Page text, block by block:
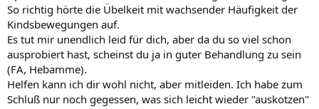
So richtig hörte die Übelkeit mit wachsender Häufigkeit der
Kindsbewegungen auf.
Es tut mir unendlich leid für dich, aber da du so viel schon
ausprobiert hast, scheinst du ja in guter Behandlung zu sein
(FA, Hebamme).
Helfen kann ich dir wohl nicht, aber mitleiden. Ich habe zum
Schluß nur noch gegessen, was sich leicht wieder "auskotzen"